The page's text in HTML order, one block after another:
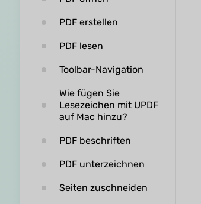
PDF erstellen
PDF lesen
Toolbar-Navigation
Wie fügen Sie
Lesezeichen mit UPDF
auf Mac hinzu?
PDF beschriften
PDF unterzeichnen
Seiten zuschneiden